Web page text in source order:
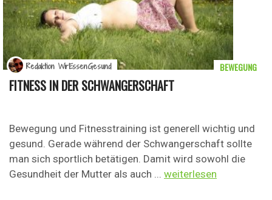
FITNESS IN DER SCHWANGERSCHAFT
Bewegung und Fitnesstraining ist generell wichtig und
gesund. Gerade während der Schwangerschaft sollte
man sich sportlich betätigen. Damit wird sowohl die
Gesundheit der Mutter als auch ... weiterlesen
BEWEGUNG
Redaktion WirEssenGesund